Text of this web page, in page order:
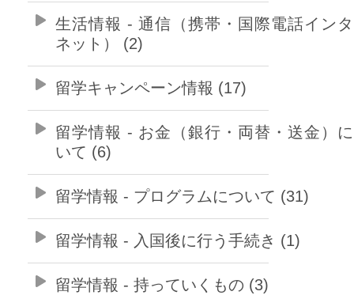
生活情報 - 通信（携帯・国際電話イン
ネット） (2)
留学キャンペーン情報 (17)
留学情報 - お金（銀行・両替・送金）
いて (6)
留学情報 - プログラムについて (31)
留学情報 - 入国後に行う手続き (1)
留学情報 - 持っていくもの (3)